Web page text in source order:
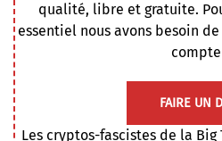
qualité, libre et gratuite.
essentiel nous avons besoin
FAIRE UN
Les cryptos-fascistes de la